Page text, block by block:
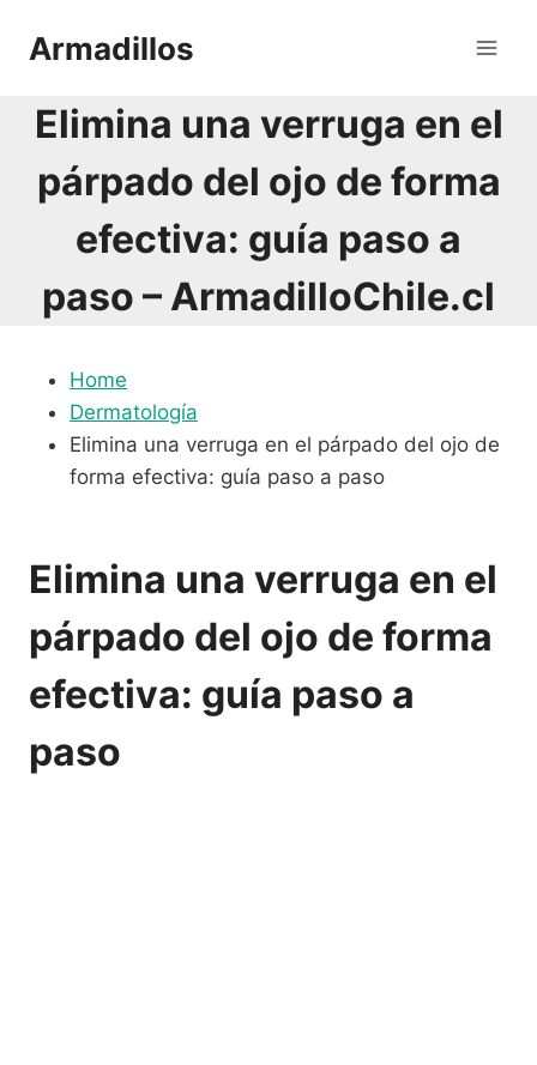
Armadillos
Elimina una verruga en el
párpado del ojo de forma
efectiva: guía paso a
paso – ArmadilloChile.cl
Home
Dermatología
Elimina una verruga en el párpado del ojo de
forma efectiva: guía paso a paso
Elimina una verruga en el
párpado del ojo de forma
efectiva: guía paso a
paso